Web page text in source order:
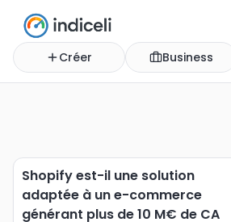
Créer Business
Shopify est-il une solution
Idées reçues concernant Shopify...
Shopify est-il une solution
adaptée à un e-commerce
générant plus de 10 M€ de CA